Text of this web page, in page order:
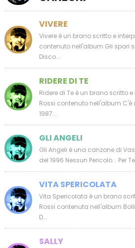
VIVERE
Vivere è un brano scritto e
contenuto nell'album Gli spari
Disco...
RIDERE DI TE
Ridere di Te è un brano scritto
Rossi contenuto nell'album
1987...
GLI ANGELI
Gli Angeli è una canzone di
del 1996 Nessun Pericolo... Per
VITA SPERICOLATA
Vita Spericolata è un brano
Rossi contenuta nell'album
D...
SALLY